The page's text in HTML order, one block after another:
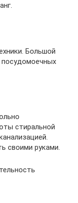
Большой
посудомоечных
стиральной
своими руками.